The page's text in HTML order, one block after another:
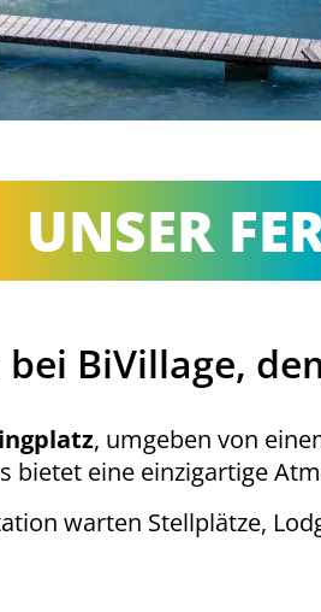
UNSER
BiVillage,
, umgeben von
bietet eine einzigartige
warten Stellplätze,